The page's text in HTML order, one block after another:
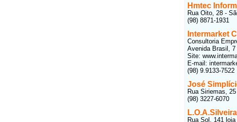
Hmtec
Rua Oito, 28 -
(98) 8871-1931
Intermarket
Consultoria
Avenida Brasil, 7
Site:
E-mail:
(98) 9.9133-7522
José
Rua Siriemas,
(98) 3227-6070
L.O.A.Silveira
Rua Sol, 141